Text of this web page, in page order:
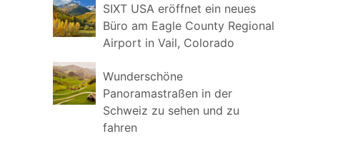
SIXT USA eröffnet ein neues
Büro am Eagle County Regional
Airport in Vail, Colorado
Wunderschöne
Panoramastraßen in der
Schweiz zu sehen und zu
fahren